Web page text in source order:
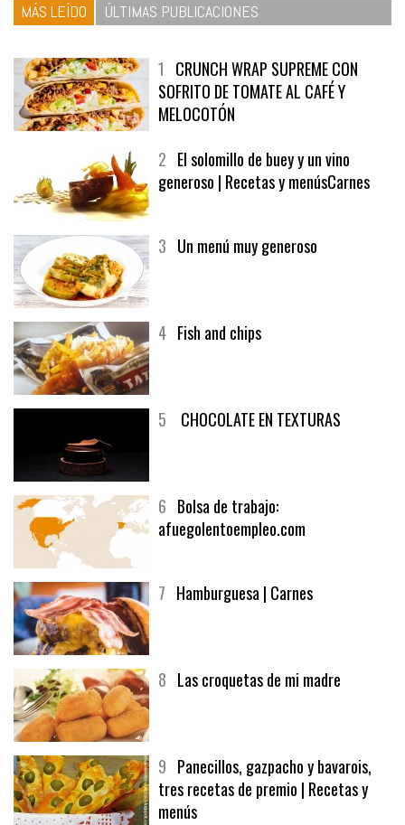
MÁS LEÍDO ÚLTIMAS PUBLICACIONES
1 CRUNCH WRAP SUPREME CON
SOFRITO DE TOMATE AL CAFÉ Y
MELOCOTÓN
2 El solomillo de buey y un vino
generoso | Recetas y menúsCarnes
3 Un menú muy generoso
4 Fish and chips
5 CHOCOLATE EN TEXTURAS
6 Bolsa de trabajo:
afuegolentoempleo.com
7 Hamburguesa | Carnes
8 Las croquetas de mi madre
9 Panecillos, gazpacho y bavarois,
tres recetas de premio | Recetas y
menús